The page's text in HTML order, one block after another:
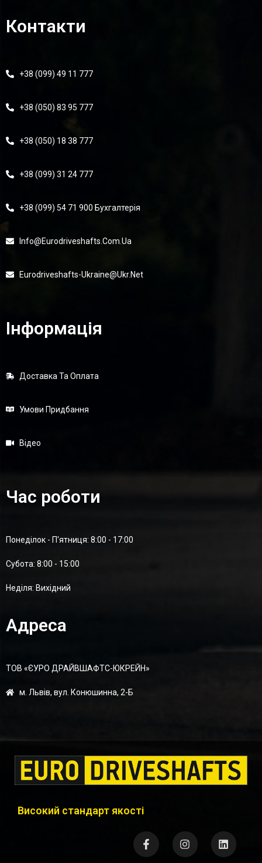
Контакти
+38 (099) 49 11 777
+38 (050) 83 95 777
+38 (050) 18 38 777
+38 (099) 31 24 777
+38 (099) 54 71 900 Бухгалтерія
Info@eurodriveshafts.com.ua
Eurodriveshafts-Ukraine@ukr.net
Інформація
Доставка Та Оплата
Умови Придбання
Відео
Час роботи
Понеділок - П'ятниця: 8:00 - 17:00
Суботa: 8:00 - 15:00
Неділя: Вихідний
Адреса
ТОВ «ЄУРО ДРАЙВШАФТC-ЮКРЕЙН»
м. Львів, вул. Конюшинна, 2-Б
Високий стандарт якості